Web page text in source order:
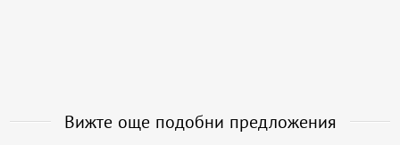
Вижте още подобни предложения